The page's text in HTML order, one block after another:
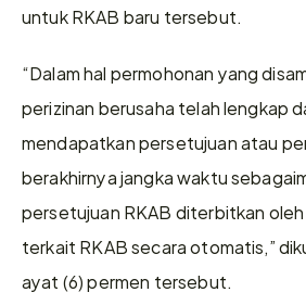
untuk RKAB baru tersebut.
“Dalam hal permohonan yang
perizinan berusaha telah lengkap
mendapatkan persetujuan atau
berakhirnya jangka waktu
persetujuan RKAB diterbitkan
terkait RKAB secara otomatis,”
ayat (6) permen tersebut.